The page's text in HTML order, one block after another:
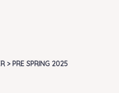
> PRE SPRING 2025